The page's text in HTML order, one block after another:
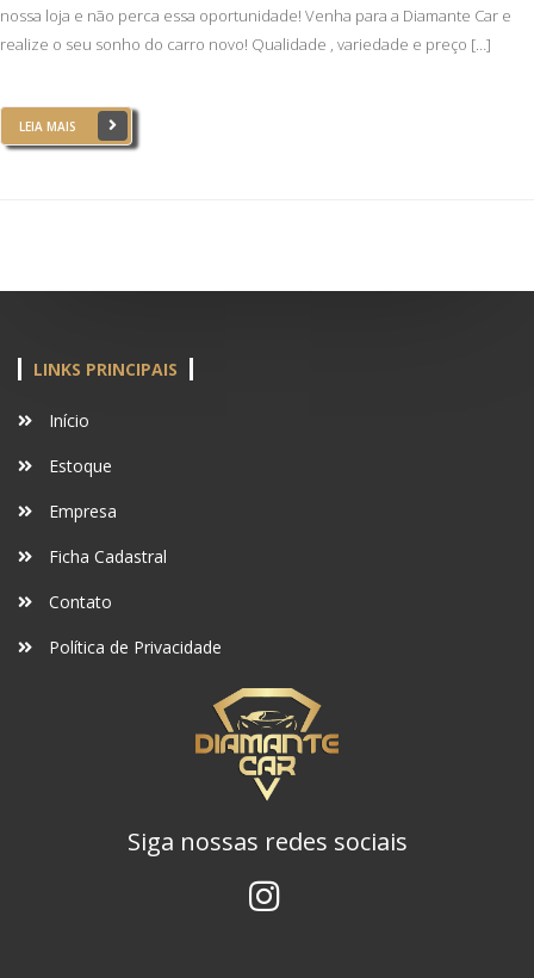
nossa loja e não perca essa oportunidade! Venha para a Diamante Car e
realize o seu sonho do carro novo! Qualidade , variedade e preço […]
LEIA MAIS
LINKS PRINCIPAIS
Início
Estoque
Empresa
Ficha Cadastral
Contato
Política de Privacidade
Siga nossas redes sociais